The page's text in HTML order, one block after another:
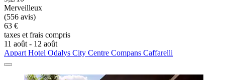
Merveilleux
(556 avis)
63 €
taxes et frais compris
11 août - 12 août
Appart Hotel Odalys City Centre Compans Caffarelli